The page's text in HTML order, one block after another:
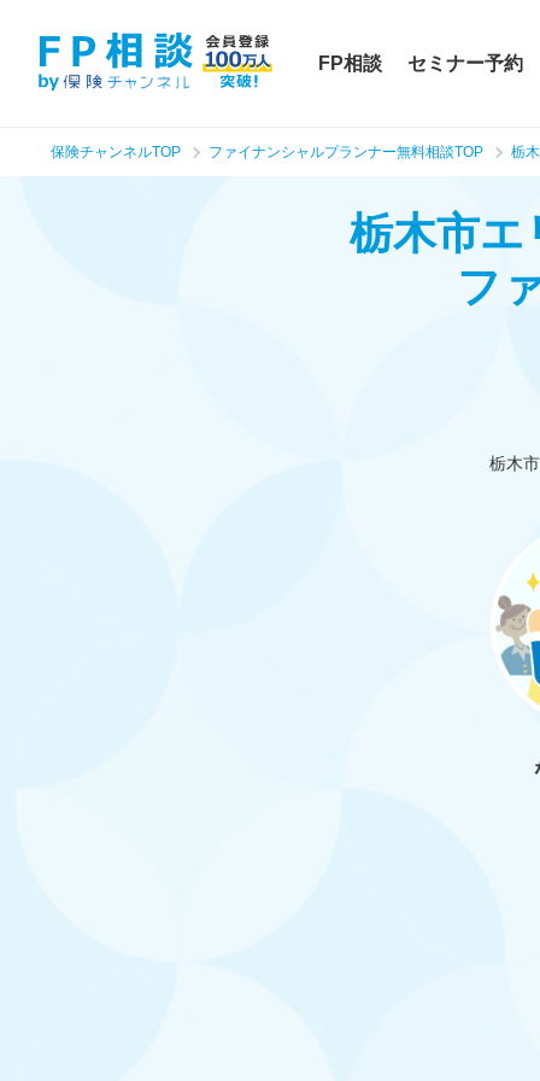
FP相談 セミナー予約
保険チャンネルTOP ファイナンシャルプランナー無料相談TOP 栃
栃木市エ
フ
栃木